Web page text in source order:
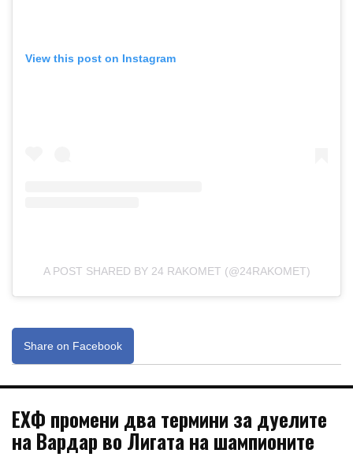
View this post on Instagram
A POST SHARED BY 24 RAKOMET (@24RAKOMET)
Share on Facebook
ЕХФ промени два термини за дуелите
на Вардар во Лигата на шампионите